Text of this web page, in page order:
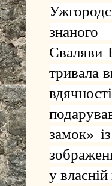
знаного
Сваляви
тривала
замок»
у власній